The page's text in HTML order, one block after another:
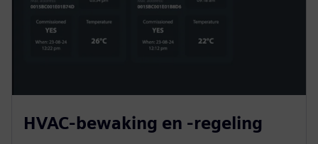
HVAC-bewaking en -regeling